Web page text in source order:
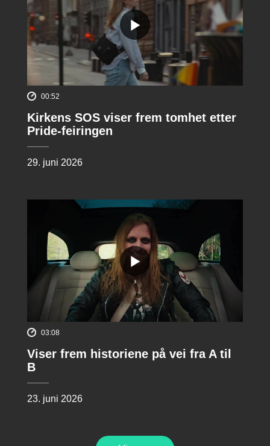
00:52
Kirkens SOS viser frem tomhet etter
Pride-feiringen
29. juni 2026
03:08
Viser frem historiene på vei fra A til
B
23. juni 2026